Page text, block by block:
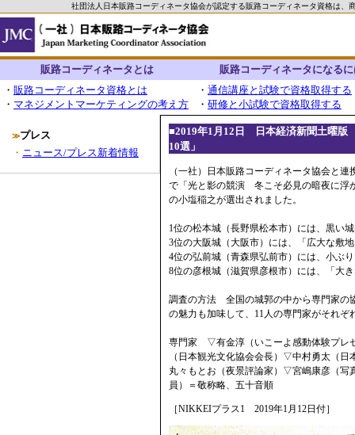
社団法人日本販路コーディネータ協会が認定する販路コーディネータ資格は
販路コーディネータとは
販路コーディネータになるに
・ 販路コーディネータ資格とは
・ マネジメントマーケティングの考え方
・ 通信講座と試験で資格取得する
・ 研修と小試験で資格取得する
≫プレス
・ ニュース/プレス新着情報
■2019年1月12日 日本経済新聞土曜
10選」
（一社）日本販路コーディネータ協会と
で「光と影の競演 冬こそ必見の暗夜に浮
の小塩稲之が選出されました。
1位の松本城（長野県松本市）には、黒い
3位の大阪城（大阪市）には、「広大な敷
4位の弘前城（青森県弘前市）には、小ぶ
8位の彦根城（滋賀県彦根市）には、「大
調査の方法 全国の城郭の中から専門家の
の魅力も加味して、11人の専門家がそれぞ
専門家 ▽有金淳（いこーよ感動体験プレ
（日本観光文化協会会長）▽中村勇太（
丸々もとお（夜景評論家）▽宮嶋康彦（
員）＝敬称略、五十音順
［NIKKEIプラス1 2019年1月12日付］